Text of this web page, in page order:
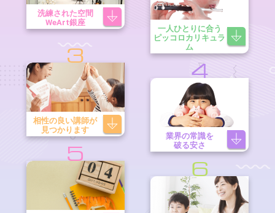
洗練された空間
WeArt銀座
一人ひとりに合う
ピッコロカリキュラ
ム
3
相性の良い講師が
見つかります
4
業界の常識を
破る安さ
5
6